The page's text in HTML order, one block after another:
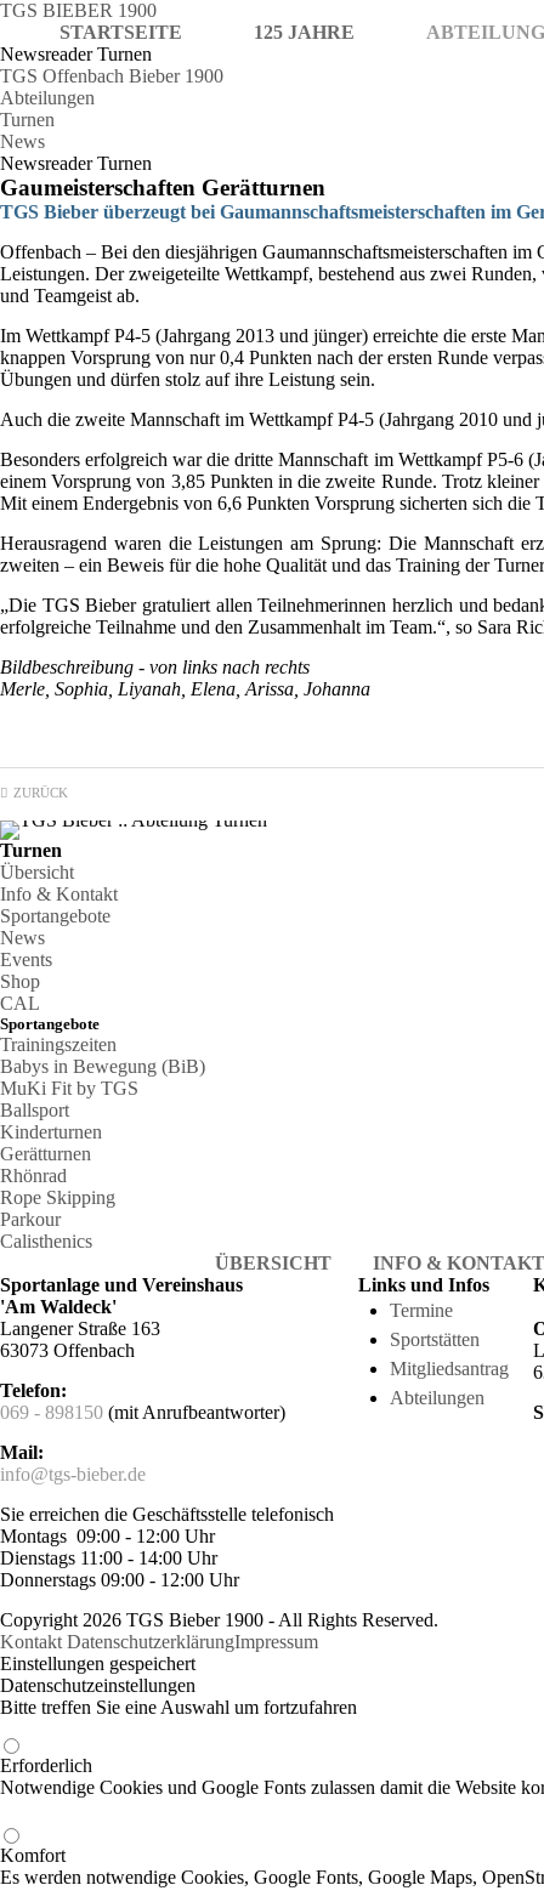
TGS BIEBER 1900
STARTSEITE
125 JAHRE
Newsreader Turnen
TGS Offenbach Bieber 1900
Abteilungen
Turnen
News
Newsreader Turnen
Gaumeisterschaften Gerätturnen
TGS Bieber überzeugt bei Gaumannschaftsmeisterschaften im
Offenbach – Bei den diesjährigen Gaumannschaftsmeisterschaften
Leistungen. Der zweigeteilte Wettkampf, bestehend aus zwei
und Teamgeist ab.
Im Wettkampf P4-5 (Jahrgang 2013 und jünger) erreichte die erste
knappen Vorsprung von nur 0,4 Punkten nach der ersten Runde
Übungen und dürfen stolz auf ihre Leistung sein.
Auch die zweite Mannschaft im Wettkampf P4-5 (Jahrgang 2010
Besonders erfolgreich war die dritte Mannschaft im Wettkampf P5-6
einem Vorsprung von 3,85 Punkten in die zweite Runde. Trotz
Mit einem Endergebnis von 6,6 Punkten Vorsprung sicherten sich die
Herausragend waren die Leistungen am Sprung: Die Mannschaft
zweiten – ein Beweis für die hohe Qualität und das Training der
„Die TGS Bieber gratuliert allen Teilnehmerinnen herzlich und
erfolgreiche Teilnahme und den Zusammenhalt im Team.“, so Sara
Bildbeschreibung - von links nach rechts
Merle, Sophia, Liyanah, Elena, Arissa, Johanna
ZURÜCK
Turnen
Übersicht
Info & Kontakt
Sportangebote
News
Events
Shop
CAL
Sportangebote
Trainingszeiten
Babys in Bewegung (BiB)
MuKi Fit by TGS
Ballsport
Kinderturnen
Gerätturnen
Rhönrad
Rope Skipping
Parkour
Calisthenics
ÜBERSICHT
INFO & KONTAKT
Sportanlage und Vereinshaus
'Am Waldeck'
Langener Straße 163
63073 Offenbach
Telefon:
069 - 898150 (mit Anrufbeantworter)
Mail:
info@tgs-bieber.de
Sie erreichen die Geschäftsstelle telefonisch
Montags 09:00 - 12:00 Uhr
Dienstags 11:00 - 14:00 Uhr
Donnerstags 09:00 - 12:00 Uhr
Links und Infos
Termine
Sportstätten
Mitgliedsantrag
Abteilungen
Copyright 2026 TGS Bieber 1900 - All Rights Reserved.
Kontakt DatenschutzerklärungImpressum
Einstellungen gespeichert
Datenschutzeinstellungen
Bitte treffen Sie eine Auswahl um fortzufahren
Erforderlich
Notwendige Cookies und Google Fonts zulassen damit die Website
Komfort
Es werden notwendige Cookies, Google Fonts, Google Maps,